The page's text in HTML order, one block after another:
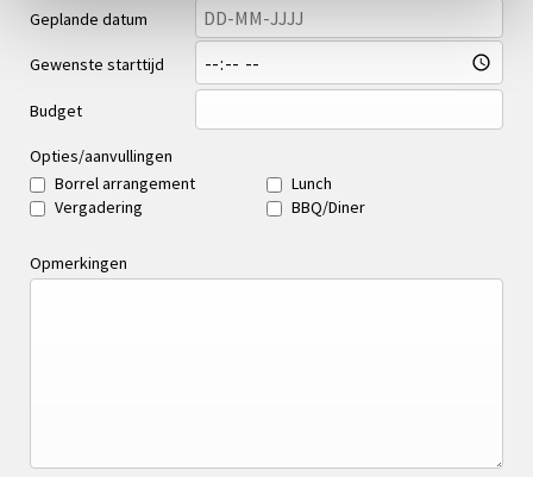
Geplande datum
Gewenste starttijd
Budget
Opties/aanvullingen
Borrel arrangement
Lunch
Vergadering
BBQ/Diner
Opmerkingen